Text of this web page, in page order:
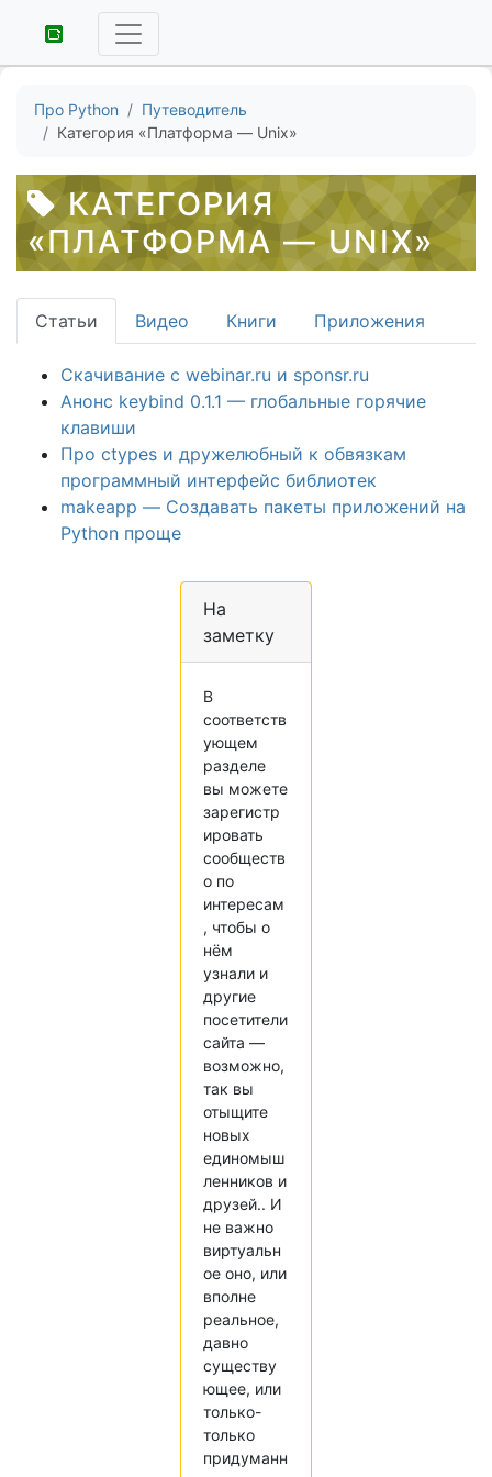
Про Python
Путеводитель
Категория «Платформа — Unix»
КАТЕГОРИЯ
«ПЛАТФОРМА — UNIX»
Статьи Видео Книги Приложения
Скачивание с webinar.ru и sponsr.ru
Анонс keybind 0.1.1 — глобальные горячие
клавиши
Про ctypes и дружелюбный к обвязкам
программный интерфейс библиотек
makeapp — Создавать пакеты приложений на
Python проще
На
заметку
В
соответств
ующем
разделе
вы можете
зарегистр
ировать
сообществ
о по
интересам
, чтобы о
нём
узнали и
другие
посетители
сайта —
возможно,
так вы
отыщите
новых
единомыш
ленников и
друзей.. И
не важно
виртуальн
ое оно, или
вполне
реальное,
давно
существу
ющее, или
только-
только
придуманн